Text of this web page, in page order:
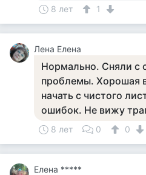
8 лет 1
Лена Елена
Нормально. Сняли с
проблемы. Хорошая
начать с чистого
ошибок. Не вижу
8 лет 0 0
Елена *****